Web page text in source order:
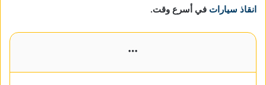
انقاذ سيارات في أسرع وقت.